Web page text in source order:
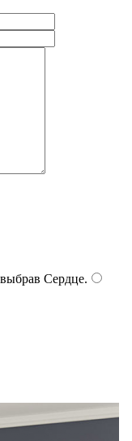
Сердце.